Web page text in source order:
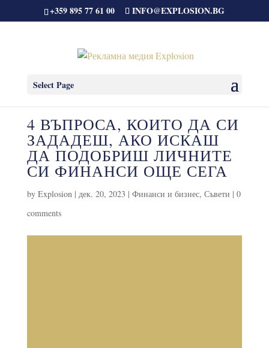
+359 895 77 61 00 INFO@EXPLOSION.BG
Select Page
4 ВЪПРОСА, КОИТО ДА СИ
ЗАДАДЕШ, АКО ИСКАШ
ДА ПОДОБРИШ ЛИЧНИТЕ
СИ ФИНАНСИ ОЩЕ СЕГА
by Explosion| дек. 20, 2023 | Финанси и бизнес, Съвети | 0
comments